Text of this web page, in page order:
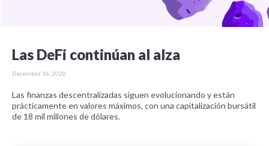
Las DeFi continúan al alza
December 16, 2020
Las finanzas descentralizadas siguen evolucionando y están
prácticamente en valores máximos, con una capitalización bursátil
de 18 mil millones de dólares.